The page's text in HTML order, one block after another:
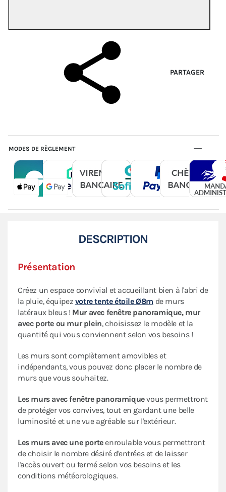
PARTAGER
MODES DE RÈGLEMENT
DESCRIPTION
Présentation
Créez un espace convivial et accueillant bien à l'abri de
la pluie, équipez votre tente étoile Ø8m de murs
latéraux bleus ! Mur avec fenêtre panoramique, mur
avec porte ou mur plein, choisissez le modèle et la
quantité qui vous conviennent selon vos besoins !
Les murs sont complètement amovibles et
indépendants, vous pouvez donc placer le nombre de
murs que vous souhaitez.
Les murs avec fenêtre panoramiquevous permettront
de protéger vos convives, tout en gardant une belle
luminosité et une vue agréable sur l'extérieur.
Les murs avec une porteenroulable vous permettront
de choisir le nombre désiré d'entrées et de laisser
l'accès ouvert ou fermé selon vos besoins et les
conditions météorologiques.